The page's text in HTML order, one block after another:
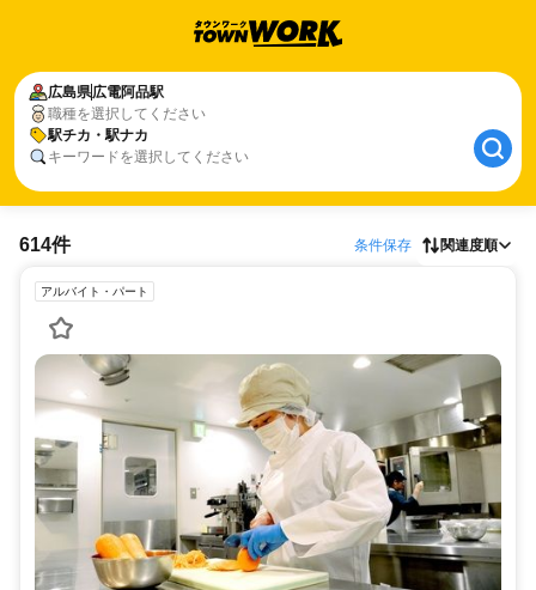
広島県広電阿品駅
職種を選択してください
駅チカ・駅ナカ
キーワードを選択してください
614件 条件保存 関連度順
アルバイト・パート